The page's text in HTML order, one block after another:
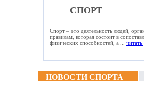
СПОРТ
Спорт – это деятельность людей,
правилам, которая состоит в
физических способностей, а ... читать
НОВОСТИ СПОРТА